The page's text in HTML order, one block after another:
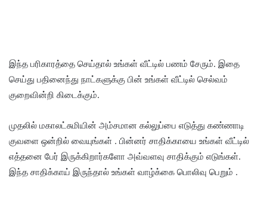
இந்த பரிகாரத்தை செய்தால் உங்கள் வீட்டில் பணம் சேரும். இதை
செய்து பதினைந்து நாட்களுக்கு பின் உங்கள் வீட்டில் செல்வம்
குறைவின்றி கிடைக்கும்.
முதலில் மகாலட்சுமியின் அம்சமான கல்லுப்பை எடுத்து கண்ணாடி
குவளை ஒன்றில் வையுங்கள் . பின்னர் சாதிக்காயை உங்கள் வீட்டில்
எத்தனை பேர் இருக்கிறார்களோ அவ்வளவு சாதிக்கும் எடுங்கள்.
இந்த சாதிக்காய் இருந்தால் உங்கள் வாழ்க்கை பொலிவு பெறும் .